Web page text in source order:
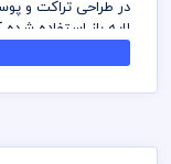
در طراحی تراکت و
لایه باز استفاده
به سلیقه ویرایش و
کامل ترین آرشیو
با تهیه بسته های